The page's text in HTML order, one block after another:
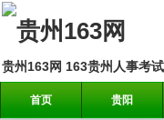
贵州163网 163贵州人事考
首页 贵阳